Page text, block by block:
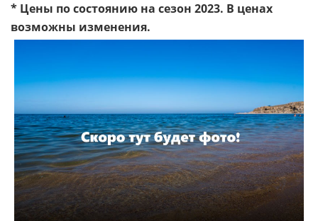
* Цены по состоянию на сезон 2023. В ценах
возможны изменения.